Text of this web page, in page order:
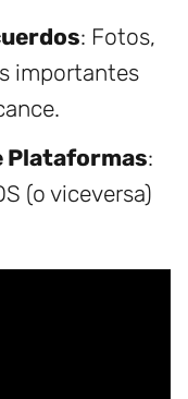
: Fotos,
importantes
Plataformas:
(o viceversa)